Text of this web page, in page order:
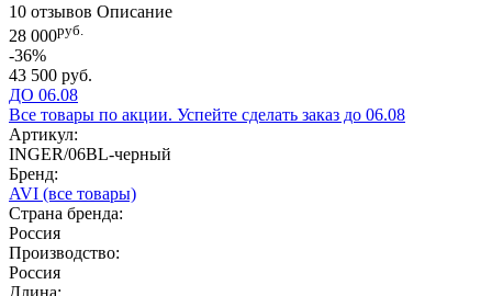
10 отзывов Описание
28 000руб.
-36%
43 500 руб.
ДО 06.08
Все товары по акции. Успейте сделать заказ до 06.08
Артикул:
INGER/06BL-черный
Бренд:
AVI (все товары)
Страна бренда:
Россия
Производство:
Россия